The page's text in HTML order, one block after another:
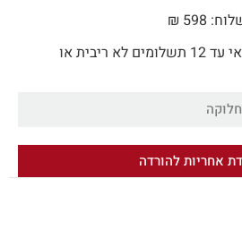
₪
ניתן לשלם בכרטיס אשראי עד 12 תשלומים לא ריבית או
אחריות להורדה